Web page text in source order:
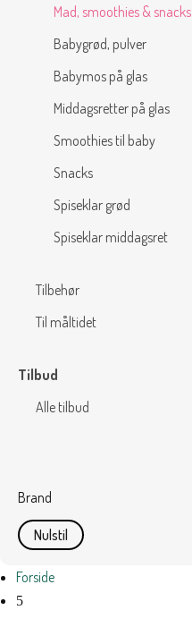
Mad, smoothies & snacks
Babygrød, pulver
Babymos på glas
Middagsretter på glas
Smoothies til baby
Snacks
Spiseklar grød
Spiseklar middagsret
Tilbehør
Til måltidet
Tilbud
Alle tilbud
Brand
Nulstil
Forside
5